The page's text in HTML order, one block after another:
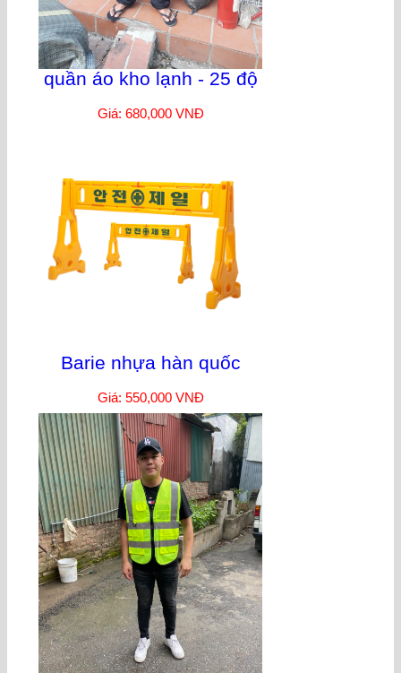
quần áo kho lạnh - 25 độ
Giá: 680,000 VNĐ
Barie nhựa hàn quốc
Giá: 550,000 VNĐ